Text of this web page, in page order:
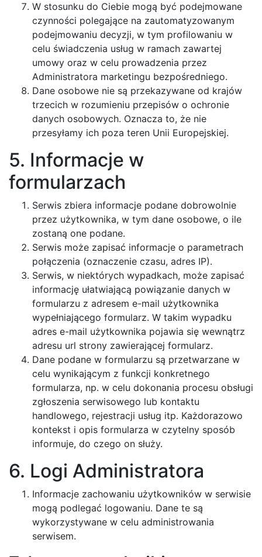
W stosunku do Ciebie mogą być podejmowane
czynności polegające na zautomatyzowanym
podejmowaniu decyzji, w tym profilowaniu w
celu świadczenia usług w ramach zawartej
umowy oraz w celu prowadzenia przez
Administratora marketingu bezpośredniego.
Dane osobowe nie są przekazywane od krajów
trzecich w rozumieniu przepisów o ochronie
danych osobowych. Oznacza to, że nie
przesyłamy ich poza teren Unii Europejskiej.
5. Informacje w
formularzach
Serwis zbiera informacje podane dobrowolnie
przez użytkownika, w tym dane osobowe, o ile
zostaną one podane.
Serwis może zapisać informacje o parametrach
połączenia (oznaczenie czasu, adres IP).
Serwis, w niektórych wypadkach, może zapisać
informację ułatwiającą powiązanie danych w
formularzu z adresem e-mail użytkownika
wypełniającego formularz. W takim wypadku
adres e-mail użytkownika pojawia się wewnątrz
adresu url strony zawierającej formularz.
Dane podane w formularzu są przetwarzane w
celu wynikającym z funkcji konkretnego
formularza, np. w celu dokonania procesu obsługi
zgłoszenia serwisowego lub kontaktu
handlowego, rejestracji usług itp. Każdorazowo
kontekst i opis formularza w czytelny sposób
informuje, do czego on służy.
6. Logi Administratora
Informacje zachowaniu użytkowników w serwisie
mogą podlegać logowaniu. Dane te są
wykorzystywane w celu administrowania
serwisem.